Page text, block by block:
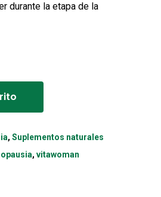
durante la etapa de la
, Suplementos naturales
, vitawoman